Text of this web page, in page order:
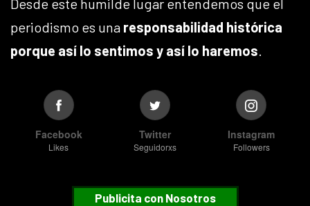
Desde este humilde lugar entendemos que el
periodismo es una responsabilidad histórica
porque así lo sentimos y así lo haremos.
Facebook
Likes
Twitter
Seguidorxs
Instagram
Followers
Publicita con Nosotros